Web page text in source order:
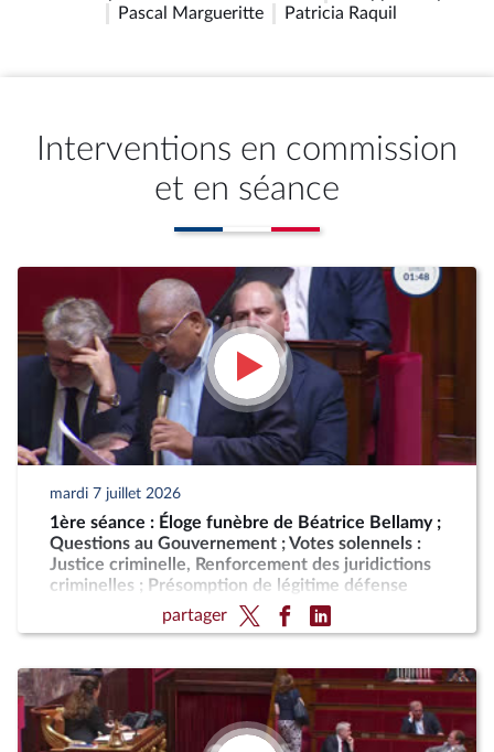
Pascal Margueritte
Patricia Raquil
Interventions en commission
et en séance
mardi 7 juillet 2026
1ère séance : Éloge funèbre de Béatrice Bellamy ;
Questions au Gouvernement ; Votes solennels :
Justice criminelle, Renforcement des juridictions
criminelles ; Présomption de légitime défense
pour les forces de l'ordre
partager